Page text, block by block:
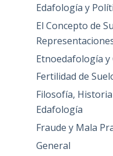
Edafología y
El Concepto de
Etnoedafología
Fertilidad de
Filosofía,
Edafología
Fraude y Mala
General